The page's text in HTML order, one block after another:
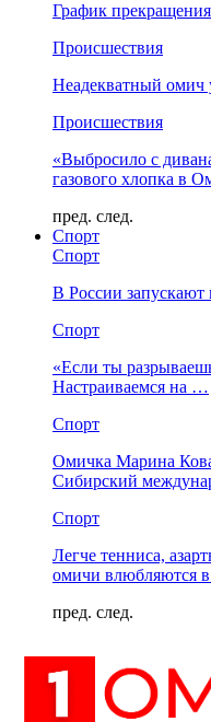
График
Происшествия
Неадекватный омич
Происшествия
«Выбросило с
газового хлопка в
пред. след.
Спорт
Спорт
В России
Спорт
«Если ты
Настраиваемся на …
Спорт
Омичка Марина
Сибирский
Спорт
Легче тенниса,
омичи влюбляются в
пред. след.